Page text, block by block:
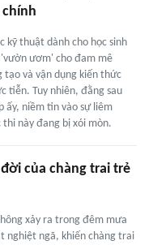
kỹ thuật dành cho học sinh
ươm' cho đam mê
tạo và vận dụng kiến thức
tiễn. Tuy nhiên, đằng sau
ấy, niềm tin vào sự liêm
này đang bị xói mòn.
đời của chàng trai trẻ
xảy ra trong đêm mưa
nghiệt ngã, khiến chàng trai